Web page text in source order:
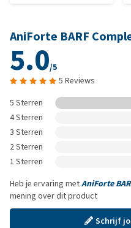
AniForte BARF
5.0/5
5 Reviews
5 Sterren
4 Sterren
3 Sterren
2 Sterren
1 Sterren
Heb je ervaring metAniForte
mening over dit product
Schrijf